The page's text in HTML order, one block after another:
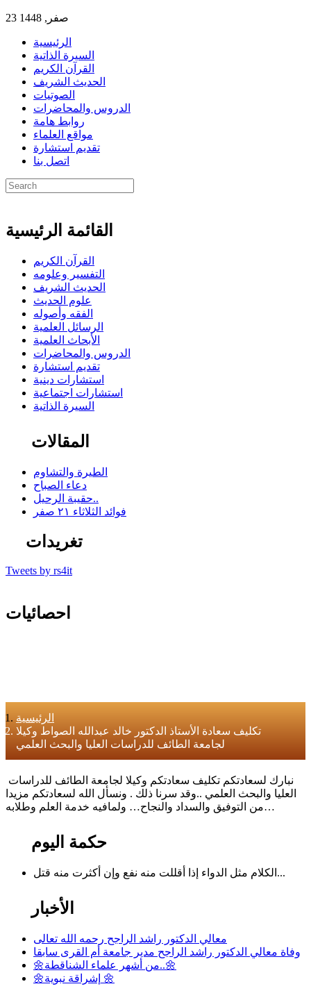
23 صفر, 1448
الرئيسية
السيرة الذاتية
القرآن الكريم
الحديث الشريف
الصوتيات
الدروس والمحاضرات
روابط هامة
مواقع العلماء
تقديم استشارة
اتصل بنا
القائمة الرئيسية
القرآن الكريم
التفسير وعلومه
الحديث الشريف
علوم الحديث
الفقه وأصوله
الرسائل العلمية
الأبحاث العلمية
الدروس والمحاضرات
تقديم استشارة
استشارات دينية
استشارات اجتماعية
السيرة الذاتية
المقالات
الطيرة والتشاوم
دعاء الصباح
حقيبة الرحيل..
فوائد الثلاثاء ٢١ صفر
تغريدات
Tweets by rs4it
احصائيات
الرئيسية
تكليف سعادة الأستاذ الدكتور خالد عبدالله الصواط وكيلا
لجامعة الطائف للدراسات العليا والبحث العلمي
العليا والبحث العلمي ..وقد سرنا ذلك . ونسأل الله لسعادتكم مزيدا
من التوفيق والسداد والنجاح… ولمافيه خدمة العلم وطلابه…
حكمة اليوم
الكلام مثل الدواء إذا أقللت منه نفع وإن أكثرت منه قتل...
الأخبار
معالي الدكتور راشد الراجح رحمه الله تعالى
وفاة معالي الدكتور راشد الراجح مدير جامعة أم القرى سابقا
🌼من أشهر علماء الشناقطة..🌼
🌼إشراقة نبوية 🌼